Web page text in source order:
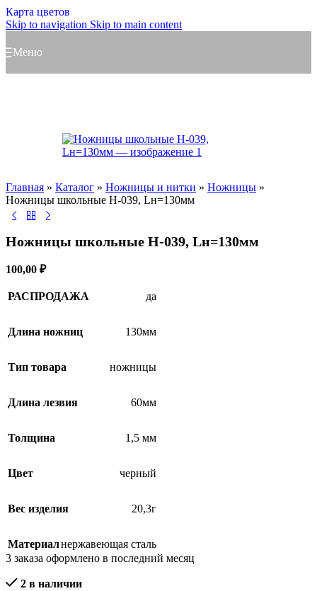
Карта цветов
Skip to navigation Skip to main content
Меню
Главная » Каталог » Ножницы и нитки » Ножницы »
Ножницы школьные H-039, Lн=130мм
Ножницы школьные H-039, Lн=130мм
100,00 ₽
РАСПРОДАЖА да
Длина ножниц 130мм
Тип товара ножницы
Длина лезвия 60мм
Толщина 1,5 мм
Цвет черный
Вес изделия 20,3г
Материалнержавеющая сталь
3 заказа оформлено в последний месяц
2 в наличии